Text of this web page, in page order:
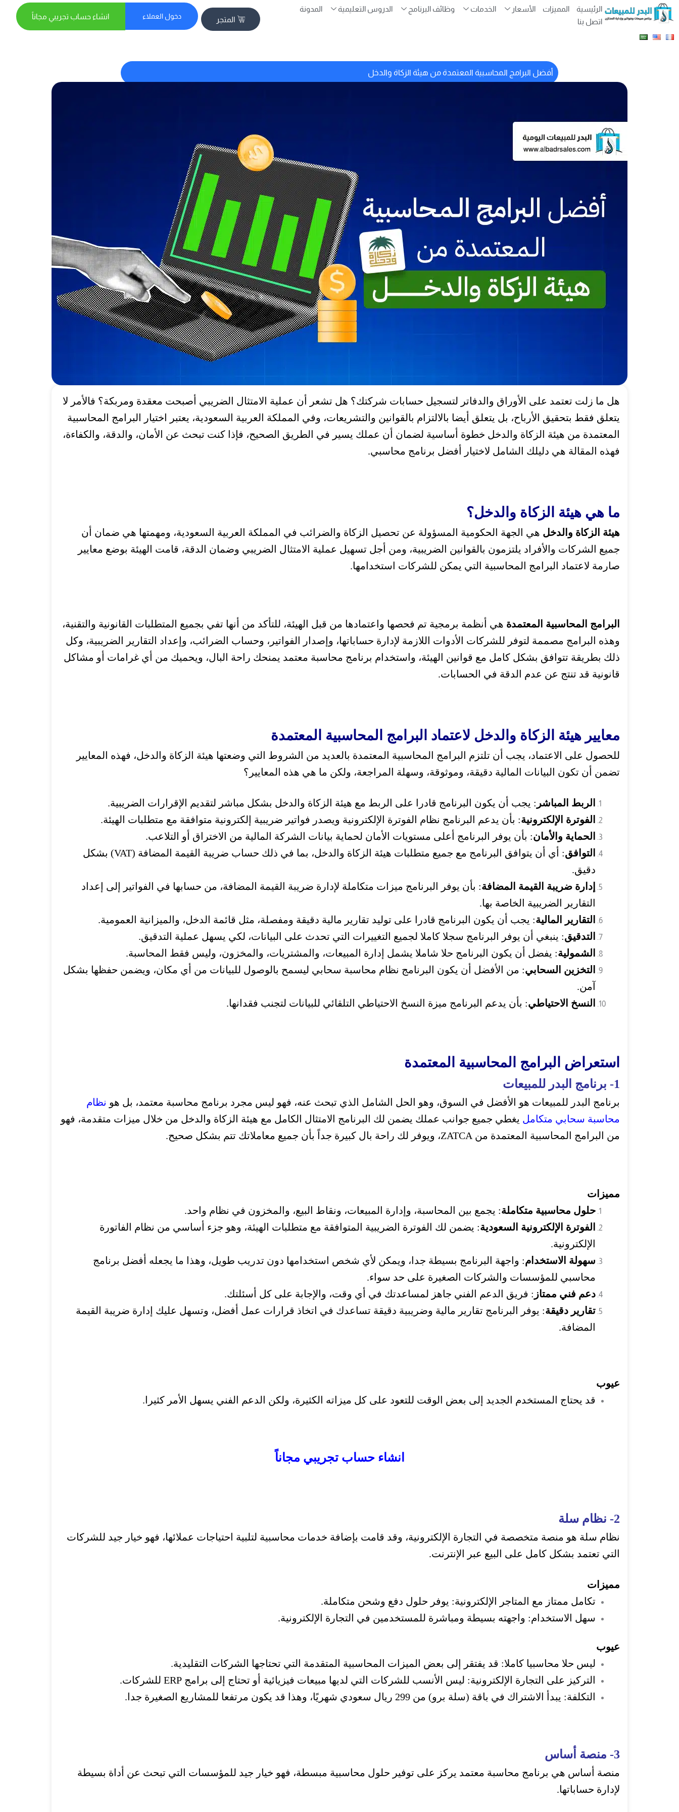
الرئيسية المميزات الأسعار الخدمات وظائف البرنامج الدروس التعليمية
المدونة
اتصل بنا
المتجر دخول العملاء انشاء حساب تجريبي مجاناً
أفضل البرامج المحاسبية المعتمدة من هيئة الزكاة والدخل
هل ما زلت تعتمد على الأوراق والدفاتر لتسجيل حسابات شركتك؟ هل تشعر أن عملية الامتثال الضريبي أصبحت معقدة ومربكة؟ فالأمر لا
يتعلق فقط بتحقيق الأرباح، بل يتعلق أيضا بالالتزام بالقوانين والتشريعات، وفي المملكة العربية السعودية، يعتبر اختيار البرامج المحاسبية
المعتمدة من هيئة الزكاة والدخل خطوة أساسية لضمان أن عملك يسير في الطريق الصحيح، فإذا كنت تبحث عن الأمان، والدقة، والكفاءة،
فهذه المقالة هي دليلك الشامل لاختيار أفضل برنامج محاسبي.
ما هي هيئة الزكاة والدخل؟
هيئة الزكاة والدخل هي الجهة الحكومية المسؤولة عن تحصيل الزكاة والضرائب في المملكة العربية السعودية، ومهمتها هي ضمان أن
جميع الشركات والأفراد يلتزمون بالقوانين الضريبية، ومن أجل تسهيل عملية الامتثال الضريبي وضمان الدقة، قامت الهيئة بوضع معايير
صارمة لاعتماد البرامج المحاسبية التي يمكن للشركات استخدامها.
البرامج المحاسبية المعتمدة هي أنظمة برمجية تم فحصها واعتمادها من قبل الهيئة، للتأكد من أنها تفي بجميع المتطلبات القانونية والتقنية،
وهذه البرامج مصممة لتوفر للشركات الأدوات اللازمة لإدارة حساباتها، وإصدار الفواتير، وحساب الضرائب، وإعداد التقارير الضريبية، وكل
ذلك بطريقة تتوافق بشكل كامل مع قوانين الهيئة، واستخدام برنامج محاسبة معتمد يمنحك راحة البال، ويحميك من أي غرامات أو مشاكل
قانونية قد تنتج عن عدم الدقة في الحسابات.
معايير هيئة الزكاة والدخل لاعتماد البرامج المحاسبية المعتمدة
للحصول على الاعتماد، يجب أن تلتزم البرامج المحاسبية المعتمدة بالعديد من الشروط التي وضعتها هيئة الزكاة والدخل، فهذه المعايير
تضمن أن تكون البيانات المالية دقيقة، وموثوقة، وسهلة المراجعة، ولكن ما هي هذه المعايير؟
الربط المباشر : يجب أن يكون البرنامج قادرا على الربط مع هيئة الزكاة والدخل بشكل مباشر لتقديم الإقرارات الضريبية.
الفوترة الإلكترونية: بأن يدعم البرنامج نظام الفوترة الإلكترونية ويصدر فواتير ضريبية إلكترونية متوافقة مع متطلبات الهيئة.
الحماية والأمان: بأن يوفر البرنامج أعلى مستويات الأمان لحماية بيانات الشركة المالية من الاختراق أو التلاعب.
التوافق
: أي أن يتوافق البرنامج مع جميع متطلبات هيئة الزكاة والدخل، بما في ذلك حساب ضريبة القيمة المضافة (VAT) بشكل
دقيق.
إدارة ضريبة القيمة المضافة: بأن يوفر البرنامج ميزات متكاملة لإدارة ضريبة القيمة المضافة، من حسابها في الفواتير إلى إعداد
التقارير الضريبية الخاصة بها.
التقارير المالية: يجب أن يكون البرنامج قادرا على توليد تقارير مالية دقيقة ومفصلة، مثل قائمة الدخل، والميزانية العمومية.
التدقيق: ينبغي أن يوفر البرنامج سجلا كاملا لجميع التغييرات التي تحدث على البيانات، لكي يسهل عملية التدقيق.
الشمولية: يفضل أن يكون البرنامج حلا شاملا يشمل إدارة المبيعات، والمشتريات، والمخزون، وليس فقط المحاسبة.
التخزين السحابي: من الأفضل أن يكون البرنامج نظام محاسبة سحابي ليسمح بالوصول للبيانات من أي مكان، ويضمن حفظها بشكل
آمن.
النسخ الاحتياطي: بأن يدعم البرنامج ميزة النسخ الاحتياطي التلقائي للبيانات لتجنب فقدانها.
استعراض البرامج المحاسبية المعتمدة
1- برنامج البدر للمبيعات
برنامج البدر للمبيعات هو الأفضل في السوق، وهو الحل الشامل الذي تبحث عنه، فهو ليس مجرد برنامج محاسبة معتمد، بل هو نظام
محاسبة سحابي متكامل يغطي جميع جوانب عملك يضمن لك البرنامج الامتثال الكامل مع هيئة الزكاة والدخل من خلال ميزات متقدمة، فهو
من البرامج المحاسبية المعتمدة من ZATCA، ويوفر لك راحة بال كبيرة جداً بأن جميع معاملاتك تتم بشكل صحيح.
مميزات
حلول محاسبية متكاملة: يجمع بين المحاسبة، وإدارة المبيعات، ونقاط البيع، والمخزون في نظام واحد.
الفوترة الإلكترونية السعودية: يضمن لك الفوترة الضريبية المتوافقة مع متطلبات الهيئة، وهو جزء أساسي من نظام الفاتورة
الإلكترونية.
سهولة الاستخدام: واجهة البرنامج بسيطة جدا، ويمكن لأي شخص استخدامها دون تدريب طويل، وهذا ما يجعله أفضل برنامج
محاسبي للمؤسسات والشركات الصغيرة على حد سواء.
دعم فني ممتاز : فريق الدعم الفني جاهز لمساعدتك في أي وقت، والإجابة على كل أسئلتك.
تقارير دقيقة: يوفر البرنامج تقارير مالية وضريبية دقيقة تساعدك في اتخاذ قرارات عمل أفضل، وتسهل عليك إدارة ضريبة القيمة
المضافة.
عيوب
قد يحتاج المستخدم الجديد إلى بعض الوقت للتعود على كل ميزاته الكثيرة، ولكن الدعم الفني يسهل الأمر كثيرا.
انشاء حساب تجريبي مجاناً
2- نظام سلة
نظام سلة هو منصة متخصصة في التجارة الإلكترونية، وقد قامت بإضافة خدمات محاسبية لتلبية احتياجات عملائها، فهو خيار جيد للشركات
التي تعتمد بشكل كامل على البيع عبر الإنترنت.
مميزات
تكامل ممتاز مع المتاجر الإلكترونية: يوفر حلول دفع وشحن متكاملة.
سهل الاستخدام: واجهته بسيطة ومباشرة للمستخدمين في التجارة الإلكترونية.
عيوب
ليس حلا محاسبيا كاملا: قد يفتقر إلى بعض الميزات المحاسبية المتقدمة التي تحتاجها الشركات التقليدية.
التركيز على التجارة الإلكترونية: ليس الأنسب للشركات التي لديها مبيعات فيزيائية أو تحتاج إلى برامج ERP للشركات.
التكلفة: يبدأ الاشتراك في باقة (سلة برو) من 299 ريال سعودي شهريًا، وهذا قد يكون مرتفعا للمشاريع الصغيرة جدا.
3- منصة أساس
منصة أساس هي برنامج محاسبة معتمد يركز على توفير حلول محاسبية مبسطة، فهو خيار جيد للمؤسسات التي تبحث عن أداة بسيطة
لإدارة حساباتها.